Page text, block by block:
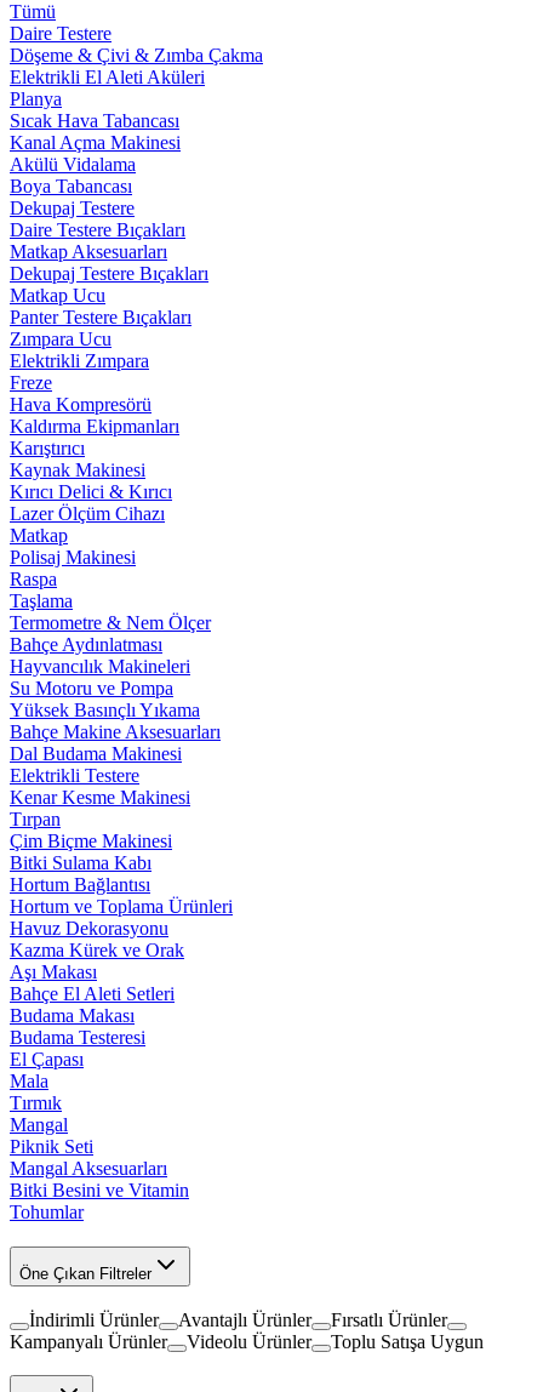
Tümü
Daire Testere
Döşeme & Çivi & Zımba Çakma
Elektrikli El Aleti Aküleri
Planya
Sıcak Hava Tabancası
Kanal Açma Makinesi
Akülü Vidalama
Boya Tabancası
Dekupaj Testere
Daire Testere Bıçakları
Matkap Aksesuarları
Dekupaj Testere Bıçakları
Matkap Ucu
Panter Testere Bıçakları
Zımpara Ucu
Elektrikli Zımpara
Freze
Hava Kompresörü
Kaldırma Ekipmanları
Karıştırıcı
Kaynak Makinesi
Kırıcı Delici & Kırıcı
Lazer Ölçüm Cihazı
Matkap
Polisaj Makinesi
Raspa
Taşlama
Termometre & Nem Ölçer
Bahçe Aydınlatması
Hayvancılık Makineleri
Su Motoru ve Pompa
Yüksek Basınçlı Yıkama
Bahçe Makine Aksesuarları
Dal Budama Makinesi
Elektrikli Testere
Kenar Kesme Makinesi
Tırpan
Çim Biçme Makinesi
Bitki Sulama Kabı
Hortum Bağlantısı
Hortum ve Toplama Ürünleri
Havuz Dekorasyonu
Kazma Kürek ve Orak
Aşı Makası
Bahçe El Aleti Setleri
Budama Makası
Budama Testeresi
El Çapası
Mala
Tırmık
Mangal
Piknik Seti
Mangal Aksesuarları
Bitki Besini ve Vitamin
Tohumlar
Öne Çıkan Filtreler
İndirimli Ürünler Avantajlı Ürünler
Fırsatlı Ürünler
Kampanyalı Ürünler
Videolu Ürünler Toplu Satışa Uygun